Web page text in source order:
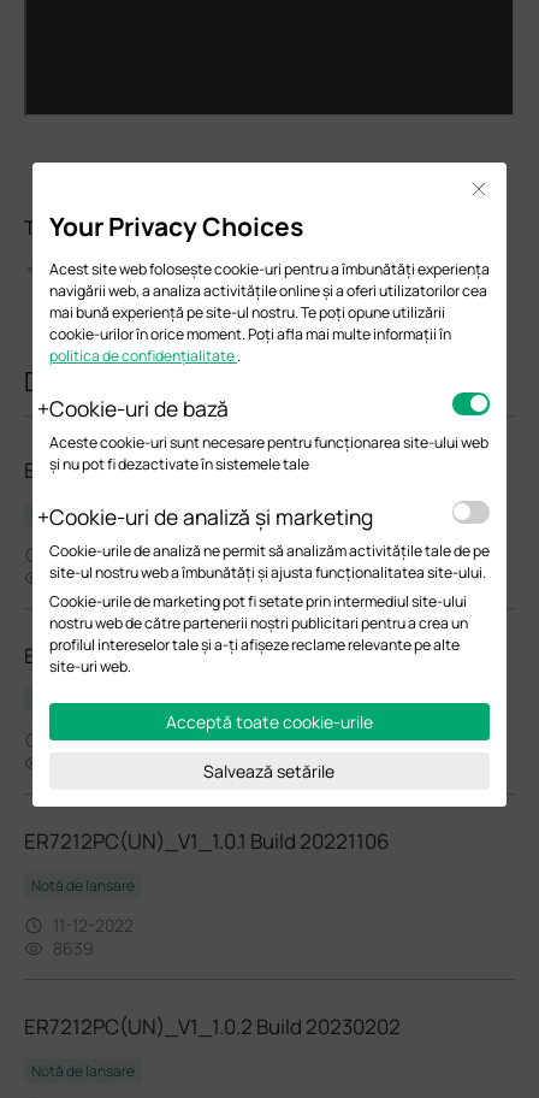
Te rugăm să evalueazi acest document
Documente similare
ER7212PC(UN)_V2.0_2.1.0 Build 20250415
Notă de lansare
04-24-2025
9828
ER7212PC(UN)_V1_1.3.1 Build 20250220
Notă de lansare
02-28-2025
ER7212PC(UN)_V1_1.0.1 Build 20221106
Notă de lansare
11-12-2022
8639
ER7212PC(UN)_V1_1.0.2 Build 20230202
Notă de lansare
Your Privacy Choices
Acest site web folosește cookie-uri pentru a îmbunătăți experiența
navigării web, a analiza activitățile online și a oferi utilizatorilor cea
mai bună experiență pe site-ul nostru. Te poți opune utilizării
cookie-urilor în orice moment. Poți afla mai multe informații în
politica de confidențialitate.
Cookie-uri de bază
Aceste cookie-uri sunt necesare pentru funcționarea site-ului web
și nu pot fi dezactivate în sistemele tale
Cookie-uri de analiză și marketing
Cookie-urile de analiză ne permit să analizăm activitățile tale de pe
site-ul nostru web a îmbunătăți și ajusta funcționalitatea site-ului.
Cookie-urile de marketing pot fi setate prin intermediul site-ului
nostru web de către partenerii noștri publicitari pentru a crea un
profilul intereselor tale și a-ți afișeze reclame relevante pe alte
site-uri web.
Acceptă toate cookie-urile
Salvează setările
Close